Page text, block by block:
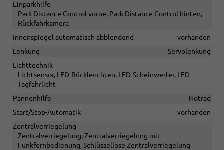
Einparkhilfe
Park Distance Control vorne, Park Distance Control hinten,
Rückfahrkamera
Innenspiegel automatisch abblendend
vorhanden
Lenkung
Servolenkung
Lichttechnik
Lichtsensor, LED-Rückleuchten, LED-Scheinwerfer, LED-
Tagfahrlicht
Pannenhilfe
Notrad
Start/Stop-Automatik
vorhanden
Zentralverriegelung
Zentralverriegelung, Zentralverriegelung mit
Funkfernbedienung, Schlüssellose Zentralverriegelung